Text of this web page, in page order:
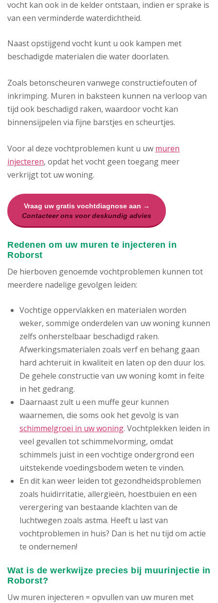
vocht kan ook in de kelder ontstaan, indien er sprake is
van een verminderde waterdichtheid.
Naast opstijgend vocht kunt u ook kampen met
beschadigde materialen die water doorlaten.
Zoals betonscheuren vanwege constructiefouten of
inkrimping. Muren in baksteen kunnen na verloop van
tijd ook beschadigd raken, waardoor vocht kan
binnensijpelen via fijne barstjes en scheurtjes.
Voor al deze vochtproblemen kunt u uw muren
injecteren, opdat het vocht geen toegang meer
verkrijgt tot uw woning.
Vraag uw gratis vochtdiagnose aan →
Contacteer ons voor deskundig advies
Redenen om uw muren te injecteren in
Roborst
De hierboven genoemde vochtproblemen kunnen tot
meerdere nadelige gevolgen leiden:
Vochtige oppervlakken en materialen worden
weker, sommige onderdelen van uw woning kunnen
zelfs onherstelbaar beschadigd raken.
Afwerkingsmaterialen zoals verf en behang gaan
hard achteruit in kwaliteit en laten op den duur los.
De gehele constructie van uw woning komt in feite
in het gedrang.
Daarnaast zult u een muffe geur kunnen
waarnemen, die soms ook het gevolg is van
schimmelgroei in uw woning. Vochtplekken leiden in
veel gevallen tot schimmelvorming, omdat
schimmels juist in een vochtige ondergrond een
uitstekende voedingsbodem weten te vinden.
En dit kan weer leiden tot gezondheidsproblemen
zoals huidirritatie, allergieën, hoestbuien en een
verergering van bestaande klachten van de
luchtwegen zoals astma. Heeft u last van
vochtproblemen in huis? Dan is het nu tijd om actie
te ondernemen!
Wat is de werkwijze precies bij muurinjectie in
Roborst?
Uw muren injecteren = opvullen van uw muren met